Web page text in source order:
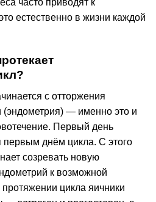
часто приводят к
естественно в жизни каждой
с отторжения
(эндометрия) — именно это и
Первый день
первым днём цикла. С этого
созревать новую
к возможной
цикла яичники